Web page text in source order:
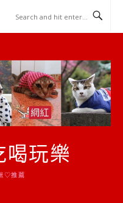
喝玩樂
♡推薦